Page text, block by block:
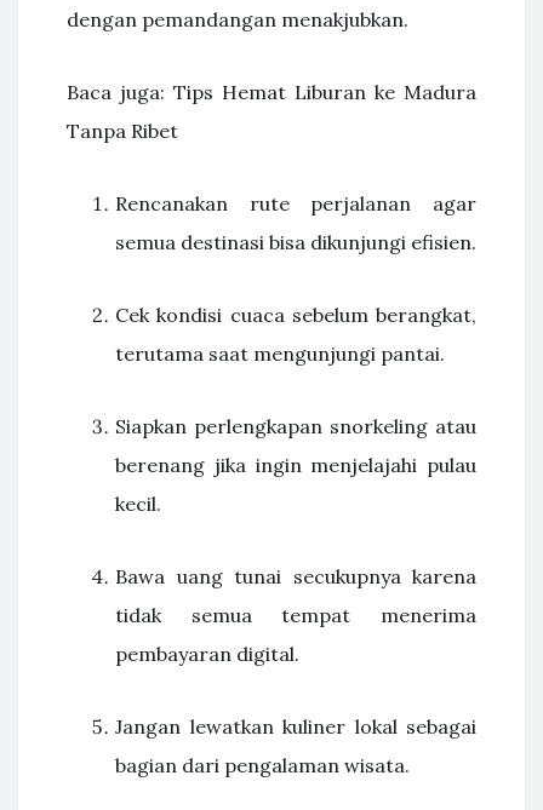
dengan pemandangan menakjubkan.
Baca juga: Tips Hemat Liburan ke Madura
Tanpa Ribet
Rencanakan rute perjalanan agar
semua destinasi bisa dikunjungi efisien.
Cek kondisi cuaca sebelum berangkat,
terutama saat mengunjungi pantai.
Siapkan perlengkapan snorkeling atau
berenang jika ingin menjelajahi pulau
kecil.
Bawa uang tunai secukupnya karena
tidak semua tempat menerima
pembayaran digital.
Jangan lewatkan kuliner lokal sebagai
bagian dari pengalaman wisata.